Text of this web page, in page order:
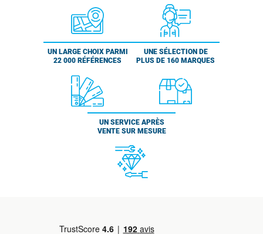
UN LARGE CHOIX PARMI
22 000 RÉFÉRENCES
UNE SÉLECTION DE
PLUS DE 160 MARQUES
UN SERVICE APRÈS
VENTE SUR MESURE